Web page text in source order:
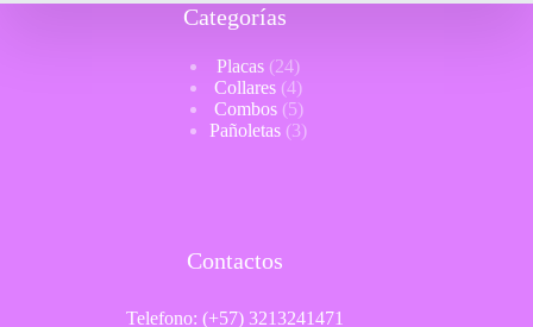
Categorías
Placas 2424
productos
Collares 44
productos
Combos 55
productos
Pañoletas 33
Contactos
Telefono: (+57) 3213241471